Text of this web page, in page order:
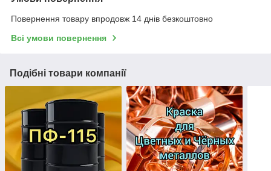
Повернення товару впродовж 14 днів безкоштовно
Всі умови повернення
Подібні товари компанії